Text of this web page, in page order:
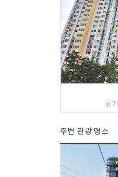
경
주변 관광 명소